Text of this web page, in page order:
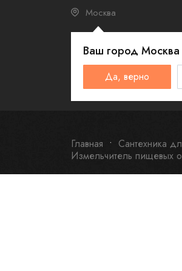
Москва
Ваш город Москва
Да, верно
Schulthess Smeg
Главная Сантехника
Измельчитель пищевых